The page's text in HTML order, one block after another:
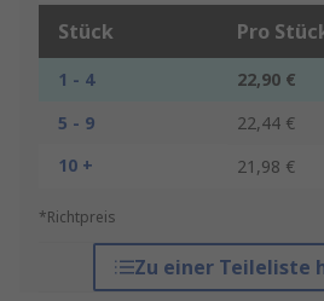
Stück Pro
1 - 4
22,90 €
5 - 9
22,44 €
10 +
21,98 €
*Richtpreis
Zu einer Teileliste